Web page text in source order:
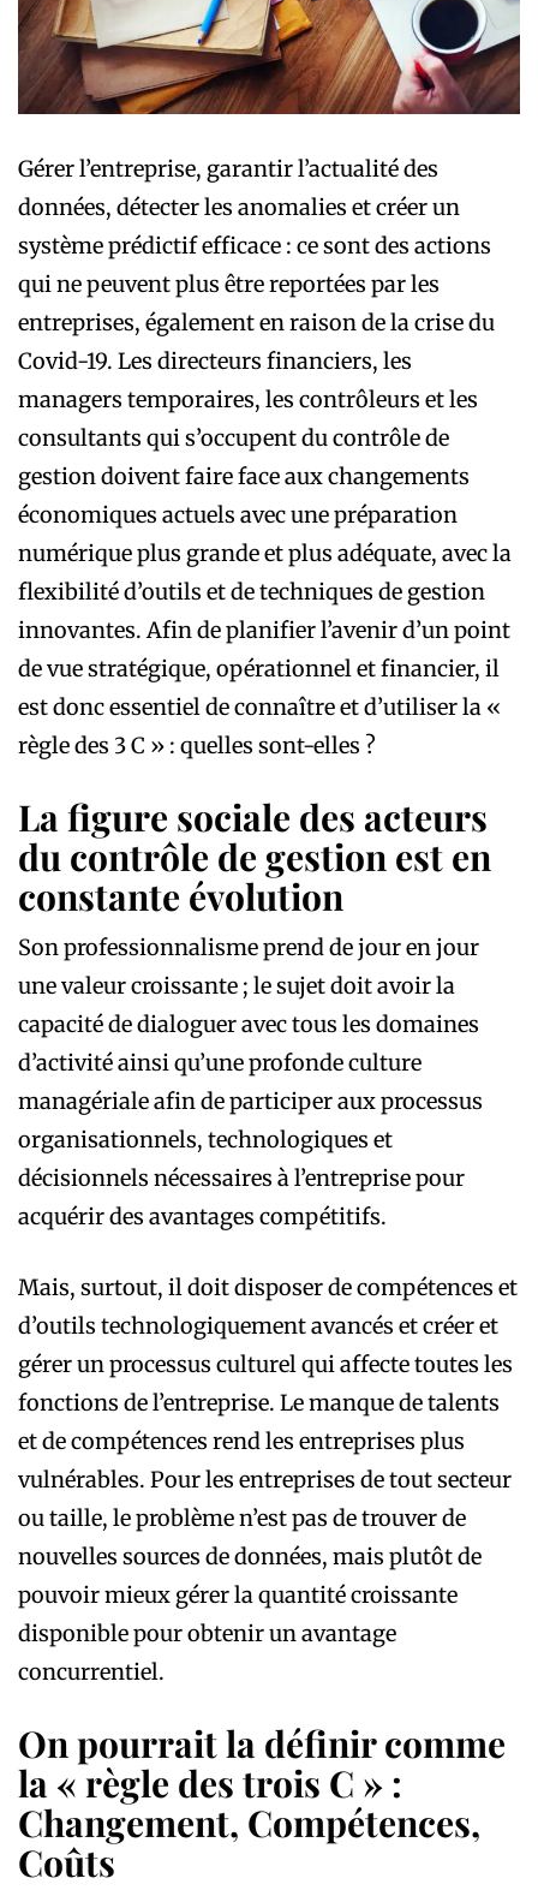
Gérer l’entreprise, garantir l’actualité des
données, détecter les anomalies et créer un
système prédictif efficace : ce sont des actions
qui ne peuvent plus être reportées par les
entreprises, également en raison de la crise du
Covid-19. Les directeurs financiers, les
managers temporaires, les contrôleurs et les
consultants qui s’occupent du contrôle de
gestion doivent faire face aux changements
économiques actuels avec une préparation
numérique plus grande et plus adéquate, avec la
flexibilité d’outils et de techniques de gestion
innovantes. Afin de planifier l’avenir d’un point
de vue stratégique, opérationnel et financier, il
est donc essentiel de connaître et d’utiliser la «
règle des 3 C » : quelles sont-elles ?
La figure sociale des acteurs
du contrôle de gestion est en
constante évolution
Son professionnalisme prend de jour en jour
une valeur croissante ; le sujet doit avoir la
capacité de dialoguer avec tous les domaines
d’activité ainsi qu’une profonde culture
managériale afin de participer aux processus
organisationnels, technologiques et
décisionnels nécessaires à l’entreprise pour
acquérir des avantages compétitifs.
Mais, surtout, il doit disposer de compétences et
d’outils technologiquement avancés et créer et
gérer un processus culturel qui affecte toutes les
fonctions de l’entreprise. Le manque de talents
et de compétences rend les entreprises plus
vulnérables. Pour les entreprises de tout secteur
ou taille, le problème n’est pas de trouver de
nouvelles sources de données, mais plutôt de
pouvoir mieux gérer la quantité croissante
disponible pour obtenir un avantage
concurrentiel.
On pourrait la définir comme
la « règle des trois C » :
Changement, Compétences,
Coûts